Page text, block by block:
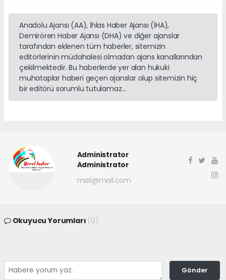
Anadolu Ajansı (AA), İhlas Haber Ajansı (İHA),
Demirören Haber Ajansı (DHA) ve diğer ajanslar
tarafından eklenen tüm haberler, sitemizin
editörlerinin müdahalesi olmadan ajans kanallarından
çekilmektedir. Bu haberlerde yer alan hukuki
muhataplar haberi geçen ajanslar olup sitemizin hiç
bir editörü sorumlu tutulamaz...
Administrator
Administrator
mail@mail.com
Okuyucu Yorumları (0)
Gönder